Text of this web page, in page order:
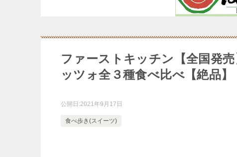
ファーストキッチン【全国発
ッツォ全３種食べ比べ【絶品】
公開日:2021年9月17日
食べ歩き(スイーツ)